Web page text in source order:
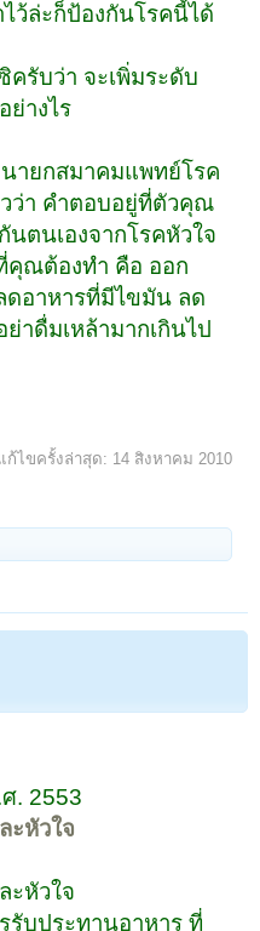
ว้ล่ะก็ป้องกันโรคนี้ได้
รับว่า จะเพิ่มระดับ
ย่างไร
ายกสมาคมแพทย์โรค
วว่า คำตอบอยู่ที่ตัวคุณ
ตนเองจากโรคหัวใจ
คุณต้องทำ คือ ออก
ดอาหารที่มีไขมัน ลด
าดื่มเหล้ามากเกินไป
ก้ไขครั้งล่าสุด: 14 สิงหาคม 2010
. 2553
ะหัวใจ
ะหัวใจ
รับประทานอาหาร ที่